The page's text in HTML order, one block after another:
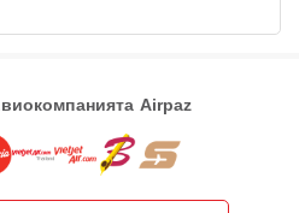
Airpaz